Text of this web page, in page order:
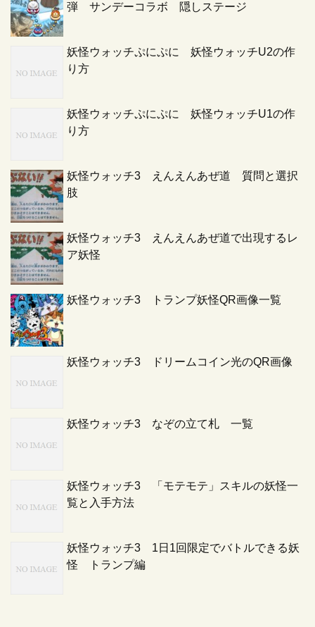
弾 サンデーコラボ 隠しステージ
妖怪ウォッチぷにぷに 妖怪ウォッチU2の作
り方
妖怪ウォッチぷにぷに 妖怪ウォッチU1の作
り方
妖怪ウォッチ3 えんえんあぜ道 質問と選択
肢
妖怪ウォッチ3 えんえんあぜ道で出現するレ
ア妖怪
妖怪ウォッチ3 トランプ妖怪QR画像一覧
妖怪ウォッチ3 ドリームコイン光のQR画像
妖怪ウォッチ3 なぞの立て札 一覧
妖怪ウォッチ3 「モテモテ」スキルの妖怪一
覧と入手方法
妖怪ウォッチ3 1日1回限定でバトルできる妖
怪 トランプ編